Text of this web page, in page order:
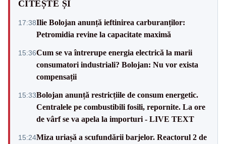
CITEȘTE ȘI
17:38Ilie Bolojan anunță ieftinirea carburanților:
Petromidia revine la capacitate maximă
15:36Cum se va întrerupe energia electrică la marii
consumatori industriali? Bolojan: Nu vor exista
compensații
15:33Bolojan anunță restricțiile de consum energetic.
Centralele pe combustibili fosili, repornite. La ore
de vârf se va apela la importuri - LIVE TEXT
15:24Miza uriașă a scufundării barjelor. Reactorul 2 de